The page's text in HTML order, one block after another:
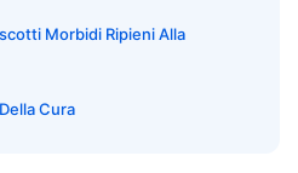
Morbidi Ripieni Alla
Cura